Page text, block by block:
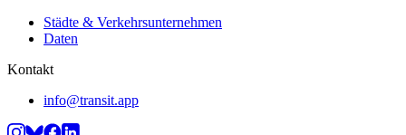
Städte & Verkehrsunternehmen
Daten
Kontakt
info@transit.app